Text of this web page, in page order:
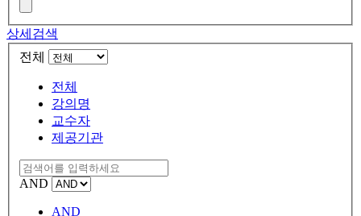
상세검색
전체
전체
강의명
교수자
제공기관
AND
AND